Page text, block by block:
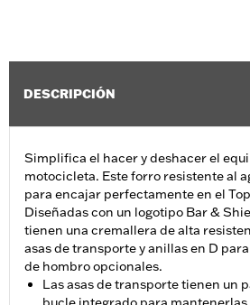
DESCRIPCIÓN
Simplifica el hacer y deshacer el
motocicleta. Este forro resistente al
para encajar perfectamente en el
Diseñadas con un logotipo Bar &
tienen una cremallera de alta
asas de transporte y anillas en D
de hombro opcionales.
Las asas de transporte tienen un